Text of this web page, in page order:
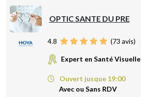
OPTIC SANTE DU PRE
4.8 (73 avis)
Expert en Santé Visuelle
Ouvert jusque 19:00
Avec ou Sans RDV